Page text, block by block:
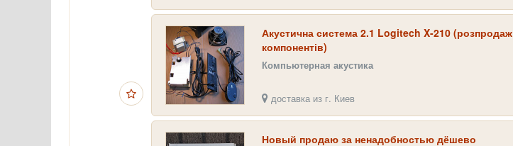
Акустична система 2.1 Logitech X-210 (розпродаж
компонентів)
Компьютерная акустика
доставка из г. Киев
Новый продаю за ненадобностью дёшево